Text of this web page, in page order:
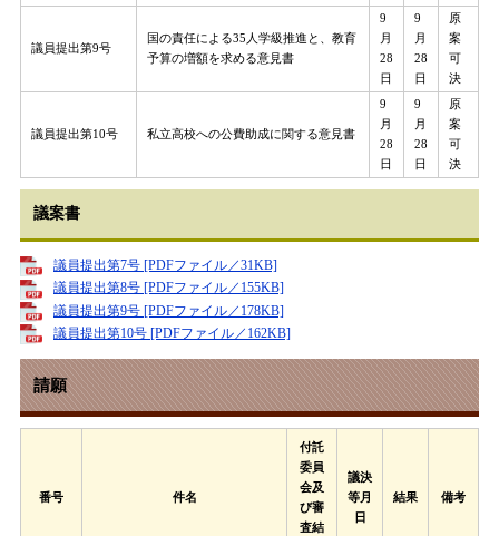
議員提出第9号
国の責任による35人学級推進と、教育
予算の増額を求める意見書
9
月
28
日
9
月
28
日
原
案
可
決
議員提出第10号 私立高校への公費助成に関する意見書
9
月
28
日
9
月
28
日
原
案
可
決
議案書
議員提出第7号 [PDFファイル／31KB]
議員提出第8号 [PDFファイル／155KB]
議員提出第9号 [PDFファイル／178KB]
議員提出第10号 [PDFファイル／162KB]
請願
番号 件名
付託
委員
会及
び審
査結
議決
等月
日
結果 備考